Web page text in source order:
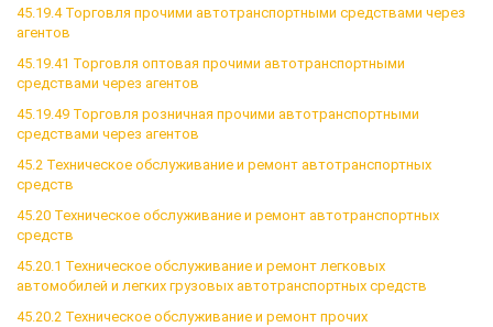
45.19.4 Торговля прочими автотранспортными средствами через
агентов
45.19.41 Торговля оптовая прочими автотранспортными
средствами через агентов
45.19.49 Торговля розничная прочими автотранспортными
средствами через агентов
45.2 Техническое обслуживание и ремонт автотранспортных
средств
45.20 Техническое обслуживание и ремонт автотранспортных
средств
45.20.1 Техническое обслуживание и ремонт легковых
автомобилей и легких грузовых автотранспортных средств
45.20.2 Техническое обслуживание и ремонт прочих